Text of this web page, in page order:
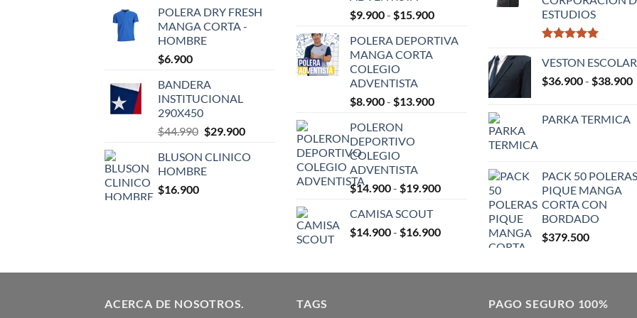
POLERA DRY FRESH
MANGA CORTA -
HOMBRE
$6.900
BANDERA
INSTITUCIONAL
290X450
$44.990 El
original
era:
$29.900El
actual
BLUSON CLINICO
HOMBRE
$16.900
$9.900- $15.900Rango
precios:
$15.900
POLERA DEPORTIVA
MANGA CORTA
COLEGIO
ADVENTISTA
$8.900- $13.900Rango
$13.900
POLERON
DEPORTIVO
COLEGIO
ADVENTISTA
$14.900- $19.900Rango
desde
$19.900
CAMISA SCOUT
$14.900- $16.900Rango
desde
ESTUDIOS
con5.00
VESTON ESCOLAR
$36.900- $38.900
PARKA TERMICA
PACK 50 POLERAS
PIQUE MANGA
CORTA CON
BORDADO
$379.500
ACERCA DE NOSOTROS. TAGS PAGO SEGURO 100%